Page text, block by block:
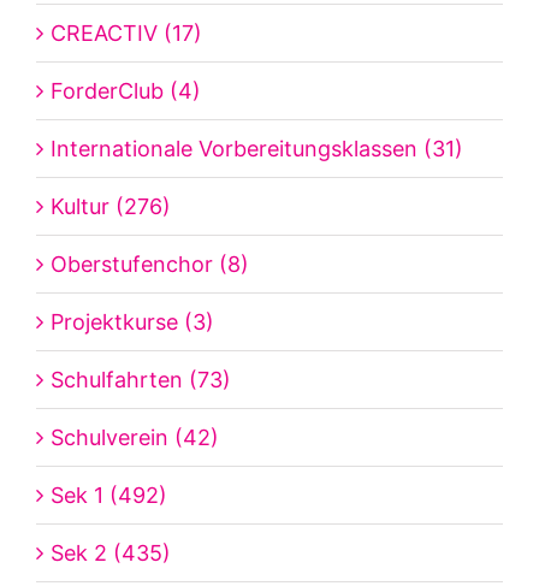
CREACTIV (17)
ForderClub (4)
Internationale Vorbereitungsklassen (31)
Kultur (276)
Oberstufenchor (8)
Projektkurse (3)
Schulfahrten (73)
Schulverein (42)
Sek 1 (492)
Sek 2 (435)